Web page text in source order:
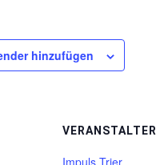
hinzufügen
VERANSTALTER
Impuls Trier